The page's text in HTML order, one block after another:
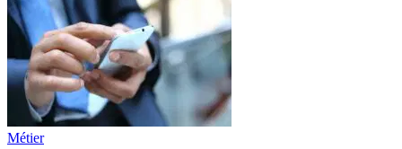
Métier